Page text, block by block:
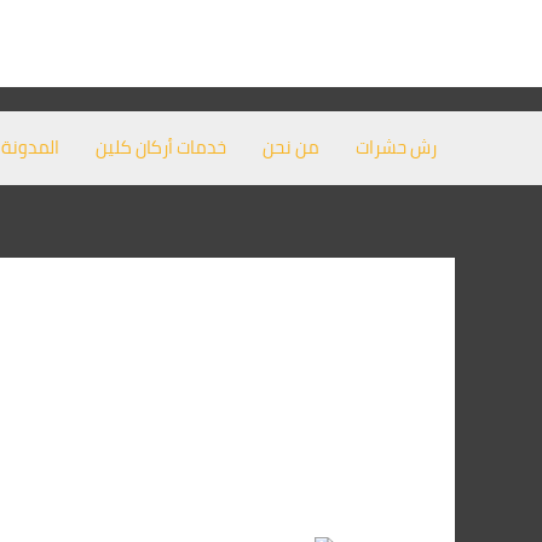
رش حشرات من نحن خدمات أركان كلين المدونة